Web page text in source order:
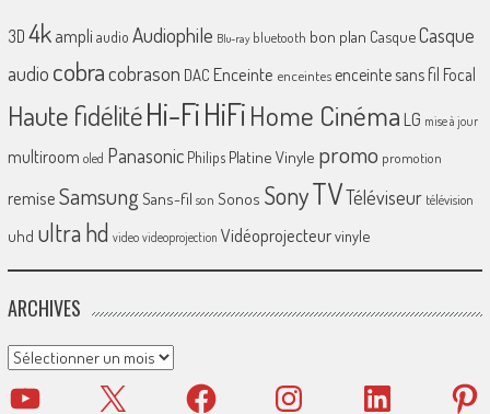
3D 4k ampliaudio Audiophile Blu-ray bluetooth bon plan CasqueCasque
audio cobracobrason DAC Enceinte enceintes enceinte sans fil Focal
Haute fidélitéHi-FiHiFiHome Cinéma LG mise à jour
multiroom oled Panasonic Philips Platine Vinyle promo promotion
remiseSamsungSans-fil son Sonos SonyTVTéléviseur télévision
uhd ultra hd video videoprojection Vidéoprojecteurvinyle
ARCHIVES
Archives
YouTube X Facebook Instagram LinkedIn